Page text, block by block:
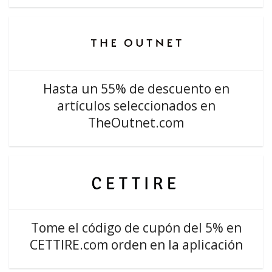
Hasta un 55% de descuento en
artículos seleccionados en
TheOutnet.com
Tome el código de cupón del 5% en
CETTIRE.com orden en la aplicación